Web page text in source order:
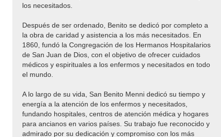
los necesitados.
Después de ser ordenado, Benito se dedicó por completo a
la obra de caridad y asistencia a los más necesitados. En
1860, fundó la Congregación de los Hermanos Hospitalarios
de San Juan de Dios, con el objetivo de ofrecer cuidados
médicos y espirituales a los enfermos y necesitados en todo
el mundo.
A lo largo de su vida, San Benito Menni dedicó su tiempo y
energía a la atención de los enfermos y necesitados,
fundando hospitales, centros de atención médica y hogares
para ancianos en varios países. Su trabajo fue reconocido y
admirado por su dedicación y compromiso con los más